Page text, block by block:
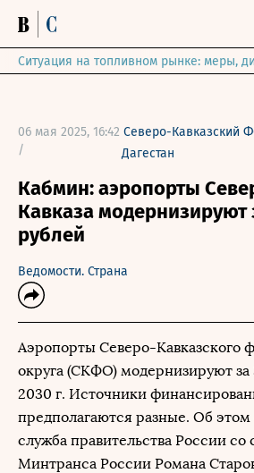
Ситуация на топливном рынке: меры,
06 мая 2025, 16:42
/
Северо-Кавказский
Дагестан
Кабмин: аэропорты
Кавказа модернизируют
рублей
Ведомости. Страна
Аэропорты Северо-Кавказского
округа (СКФО) модернизируют за
2030 г. Источники
предполагаются разные. Об этом
служба правительства России со
Минтранса России Романа